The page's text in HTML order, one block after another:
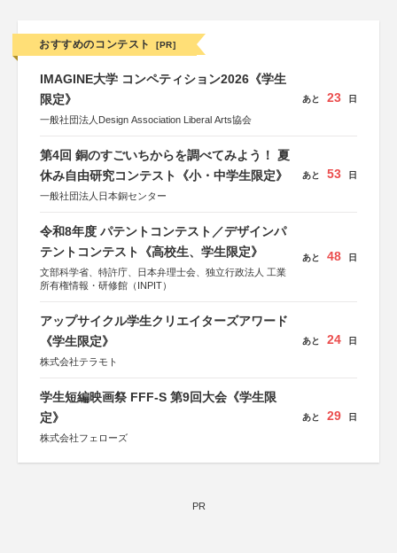
おすすめのコンテスト [PR]
IMAGINE大学 コンペティション2026《学生
限定》
一般社団法人Design Association Liberal Arts協会
あと 23 日
第4回 銅のすごいちからを調べてみよう！ 夏
休み自由研究コンテスト《小・中学生限定》
一般社団法人日本銅センター
あと 53 日
令和8年度 パテントコンテスト／デザインパ
テントコンテスト《高校生、学生限定》
文部科学省、特許庁、日本弁理士会、独立行政法人 工業
所有権情報・研修館（INPIT）
あと 48 日
アップサイクル学生クリエイターズアワード
《学生限定》
株式会社テラモト
あと 24 日
学生短編映画祭 FFF-S 第9回大会《学生限
定》
株式会社フェローズ
あと 29 日
PR